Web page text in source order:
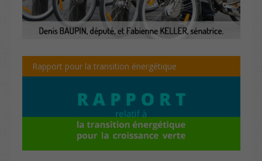
Rapport pour la transition énergétique